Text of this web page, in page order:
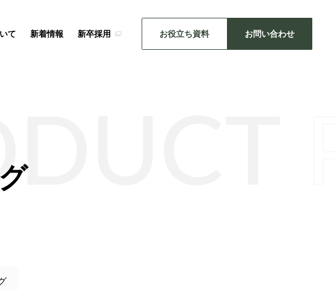
ンス
グッズ制作事業
て 新着情報 新卒採用 お役立ち資料 お問い合わせ